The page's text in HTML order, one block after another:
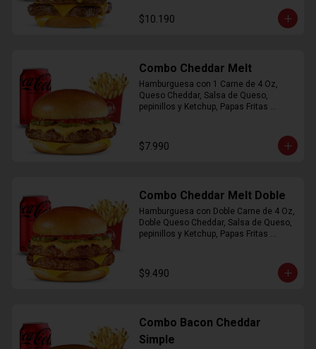
$10.190
Combo Cheddar Melt
Hamburguesa con 1 Carne de 4 Oz,
Queso Cheddar, Salsa de Queso,
pepinillos y Ketchup, Papas Fritas
$7.990
Combo Cheddar Melt Doble
Hamburguesa con Doble Carne de 4 Oz,
Doble Queso Cheddar, Salsa de Queso,
pepinillos y Ketchup, Papas Fritas
$9.490
Combo Bacon Cheddar
Simple